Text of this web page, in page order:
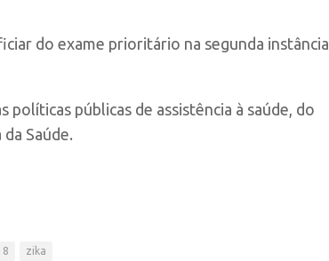
do exame prioritário na segunda instância
públicas de assistência à saúde, do
Saúde.
zika